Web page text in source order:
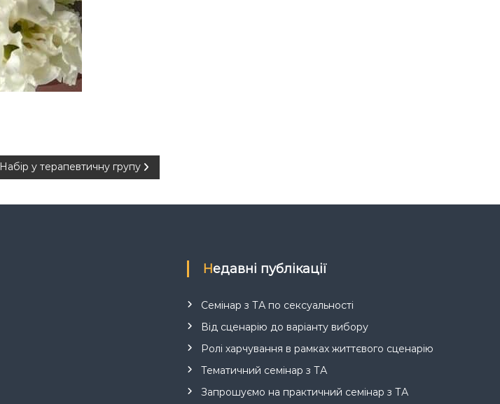
Набір у терапевтичну групу
Недавні публікації
Семінар з ТА по сексуальності
Від сценарію до варіанту вибору
Ролі харчування в рамках життєвого сценарію
Тематичний семінар з ТА
Запрошуємо на практичний семінар з ТА